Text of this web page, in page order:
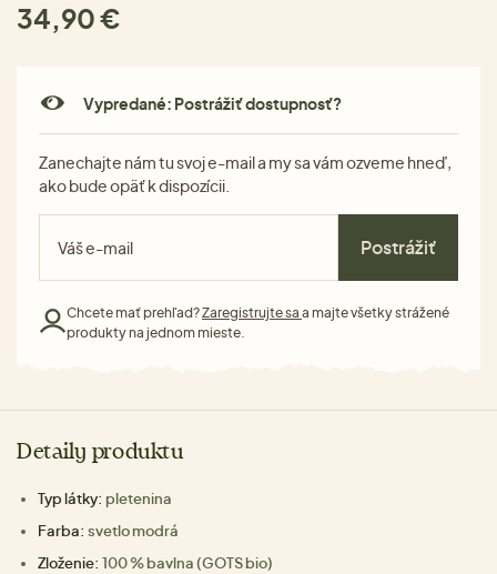
34,90 €
Vypredané: Postrážiť dostupnosť?
Zanechajte nám tu svoj e-mail a my sa vám ozveme hneď,
ako bude opäť k dispozícii.
Postrážiť
Chcete mať prehľad?Zaregistrujte sa a majte všetky strážené
produkty na jednom mieste.
Detaily produktu
Typ látky: pletenina
Farba: svetlo modrá
Zloženie: 100 % bavlna (GOTS bio)